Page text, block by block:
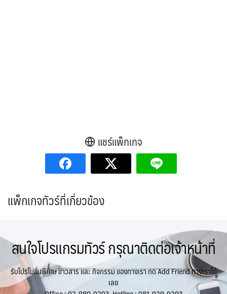
แชร์แพ็กเกจ
แพ็กเกจทัวร์ที่เกี่ยวข้อง
สนใจโปรแกรมทัวร์ กรุณาติดต่อเจ้าหน้าที่
รับโปรโมชั่นพิเศษ ข่าวสาร และ กิจกรรม ของทางเรา กด Add Friend ทางเราได้
เลย